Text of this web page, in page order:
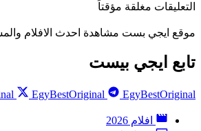
التعليقات مغلقة مؤقتاً
موقع ايجي بست مشاهدة احدث الافلام
تابع ايجي بيست
EgyBestOriginal EgyBestOriginal
افلام 2026